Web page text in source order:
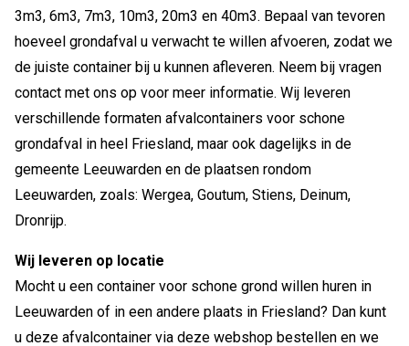
3m3, 6m3, 7m3, 10m3, 20m3 en 40m3. Bepaal van tevoren
hoeveel grondafval u verwacht te willen afvoeren, zodat we
de juiste container bij u kunnen afleveren. Neem bij vragen
contact met ons op voor meer informatie. Wij leveren
verschillende formaten afvalcontainers voor schone
grondafval in heel Friesland, maar ook dagelijks in de
gemeente Leeuwarden en de plaatsen rondom
Leeuwarden, zoals: Wergea, Goutum, Stiens, Deinum,
Dronrijp.
Wij leveren op locatie
Mocht u een container voor schone grond willen huren in
Leeuwarden of in een andere plaats in Friesland? Dan kunt
u deze afvalcontainer via deze webshop bestellen en we